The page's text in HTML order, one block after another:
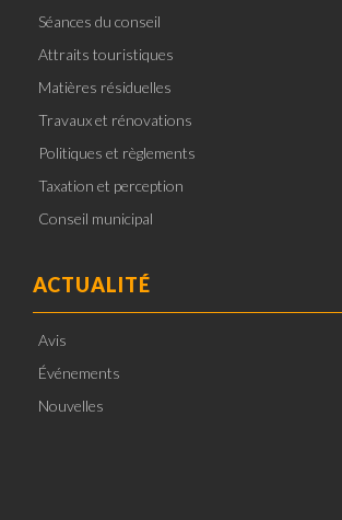
Séances du conseil
Attraits touristiques
Matières résiduelles
Travaux et rénovations
Politiques et règlements
Taxation et perception
Conseil municipal
ACTUALITÉ
Avis
Événements
Nouvelles